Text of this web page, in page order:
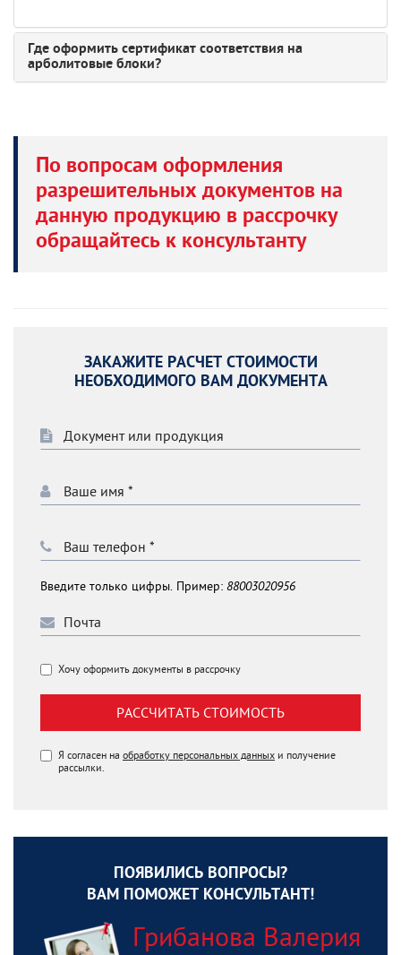
Где оформить сертификат соответствия на
арболитовые блоки?
По вопросам оформления
разрешительных документов на
данную продукцию в рассрочку
обращайтесь к консультанту
ЗАКАЖИТЕ РАСЧЕТ СТОИМОСТИ
НЕОБХОДИМОГО ВАМ ДОКУМЕНТА
Введите только цифры. Пример: 88003020956
Хочу оформить документы в рассрочку
РАССЧИТАТЬ СТОИМОСТЬ
Я согласен на обработку персональных данных и получение
рассылки.
ПОЯВИЛИСЬ ВОПРОСЫ?
ВАМ ПОМОЖЕТ КОНСУЛЬТАНТ!
Грибанова Валерия